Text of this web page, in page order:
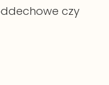
czy